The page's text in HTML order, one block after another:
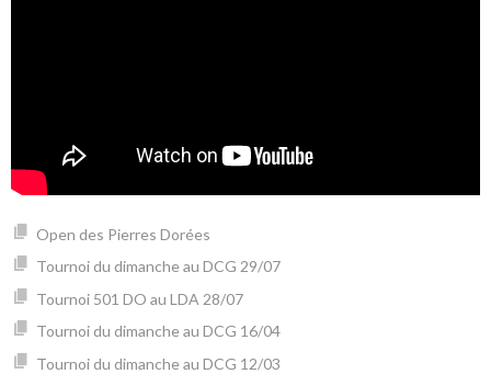
Open des Pierres Dorées
Tournoi du dimanche au DCG 29/07
Tournoi 501 DO au LDA 28/07
Tournoi du dimanche au DCG 16/04
Tournoi du dimanche au DCG 12/03